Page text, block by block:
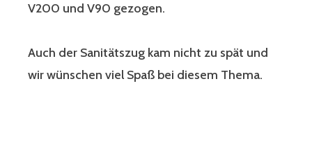
V200 und V90 gezogen.
Auch der Sanitätszug kam nicht zu spät und
wir wünschen viel Spaß bei diesem Thema.